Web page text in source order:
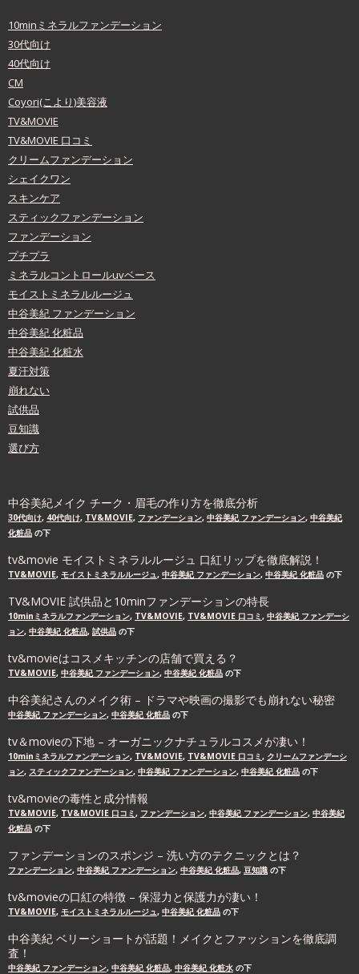
10minミネラルファンデーション
30代向け
40代向け
CM
Coyori(こより)美容液
TV&MOVIE
TV&MOVIE 口コミ
クリームファンデーション
シェイクワン
スキンケア
スティックファンデーション
ファンデーション
プチプラ
ミネラルコントロールuvベース
モイストミネラルルージュ
中谷美紀 ファンデーション
中谷美紀 化粧品
中谷美紀 化粧水
夏汗対策
崩れない
試供品
豆知識
選び方
中谷美紀メイク チーク・眉毛の作り方を徹底分析
30代向け, 40代向け, TV&MOVIE, ファンデーション, 中谷美紀 ファンデーション, 中谷美紀
化粧品 の下
tv&movie モイストミネラルルージュ 口紅リップを徹底解説！
TV&MOVIE, モイストミネラルルージュ, 中谷美紀 ファンデーション, 中谷美紀 化粧品 の下
TV&MOVIE 試供品と10minファンデーションの特長
10minミネラルファンデーション, TV&MOVIE, TV&MOVIE 口コミ, 中谷美紀 ファンデーシ
ョン, 中谷美紀 化粧品, 試供品 の下
tv&movieはコスメキッチンの店舗で買える？
TV&MOVIE, 中谷美紀 ファンデーション, 中谷美紀 化粧品 の下
中谷美紀さんのメイク術 – ドラマや映画の撮影でも崩れない秘密
中谷美紀 ファンデーション, 中谷美紀 化粧品 の下
tv＆movieの下地 – オーガニックナチュラルコスメが凄い！
10minミネラルファンデーション, TV&MOVIE, TV&MOVIE 口コミ, クリームファンデーシ
ョン, スティックファンデーション, 中谷美紀 ファンデーション, 中谷美紀 化粧品 の下
tv&movieの毒性と成分情報
TV&MOVIE, TV&MOVIE 口コミ, ファンデーション, 中谷美紀 ファンデーション, 中谷美紀
化粧品 の下
ファンデーションのスポンジ – 洗い方のテクニックとは？
ファンデーション, 中谷美紀 ファンデーション, 中谷美紀 化粧品, 豆知識 の下
tv&movieの口紅の特徴 – 保湿力と保護力が凄い！
TV&MOVIE, モイストミネラルルージュ, 中谷美紀 化粧品 の下
中谷美紀 ベリーショートが話題！メイクとファッションを徹底調
査！
中谷美紀 ファンデーション, 中谷美紀 化粧品, 中谷美紀 化粧水 の下